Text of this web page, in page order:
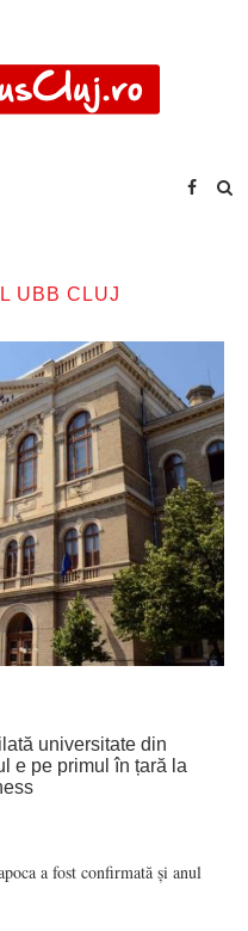
UBB CLUJ
universitate din
e pe primul în țară la
a fost confirmată și anul